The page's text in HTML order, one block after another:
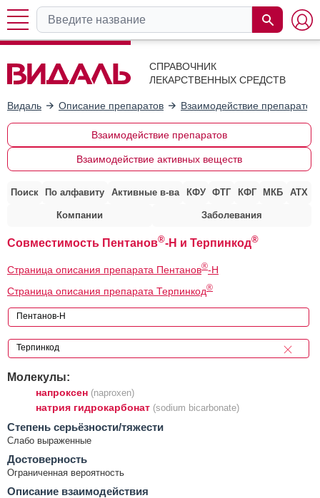
СПРАВОЧНИК
ЛЕКАРСТВЕННЫХ СРЕДСТВ
Видаль Описание препаратов Взаимодействие препаратов
Взаимодействие препаратов
Взаимодействие активных веществ
Поиск По алфавиту Активные в-ва КФУ ФТГ КФГ МКБ АТХ
Компании Заболевания
Совместимость Пентанов®-Н и Терпинкод®
Страница описания препарата Пентанов®-Н
Страница описания препарата Терпинкод®
Молекулы:
напроксен (naproxen)
натрия гидрокарбонат (sodium bicarbonate)
Cтепень серьёзности/тяжести
Слабо выраженные
Достоверность
Ограниченная вероятность
Описание взаимодействия